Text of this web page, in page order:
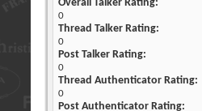
Overall Talker Rating:
0
Thread Talker Rating:
0
Post Talker Rating:
0
Thread Authenticator Rating:
0
Post Authenticator Rating: